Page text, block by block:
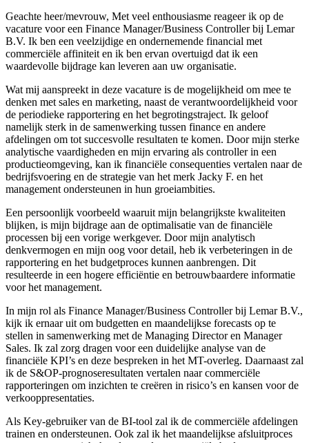
Geachte heer/mevrouw, Met veel enthousiasme reageer ik op de
vacature voor een Finance Manager/Business Controller bij Lemar
B.V. Ik ben een veelzijdige en ondernemende financial met
commerciële affiniteit en ik ben ervan overtuigd dat ik een
waardevolle bijdrage kan leveren aan uw organisatie.
Wat mij aanspreekt in deze vacature is de mogelijkheid om mee te
denken met sales en marketing, naast de verantwoordelijkheid voor
de periodieke rapportering en het begrotingstraject. Ik geloof
namelijk sterk in de samenwerking tussen finance en andere
afdelingen om tot succesvolle resultaten te komen. Door mijn sterke
analytische vaardigheden en mijn ervaring als controller in een
productieomgeving, kan ik financiële consequenties vertalen naar de
bedrijfsvoering en de strategie van het merk Jacky F. en het
management ondersteunen in hun groeiambities.
Een persoonlijk voorbeeld waaruit mijn belangrijkste kwaliteiten
blijken, is mijn bijdrage aan de optimalisatie van de financiële
processen bij een vorige werkgever. Door mijn analytisch
denkvermogen en mijn oog voor detail, heb ik verbeteringen in de
rapportering en het budgetproces kunnen aanbrengen. Dit
resulteerde in een hogere efficiëntie en betrouwbaardere informatie
voor het management.
In mijn rol als Finance Manager/Business Controller bij Lemar B.V.,
kijk ik ernaar uit om budgetten en maandelijkse forecasts op te
stellen in samenwerking met de Managing Director en Manager
Sales. Ik zal zorg dragen voor een duidelijke analyse van de
financiële KPI’s en deze bespreken in het MT-overleg. Daarnaast zal
ik de S&OP-prognoseresultaten vertalen naar commerciële
rapporteringen om inzichten te creëren in risico’s en kansen voor de
verkooppresentaties.
Als Key-gebruiker van de BI-tool zal ik de commerciële afdelingen
trainen en ondersteunen. Ook zal ik het maandelijkse afsluitproces